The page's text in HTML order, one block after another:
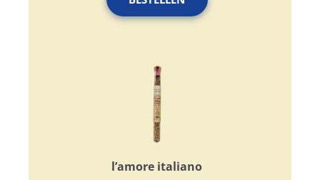
l’amore italiano